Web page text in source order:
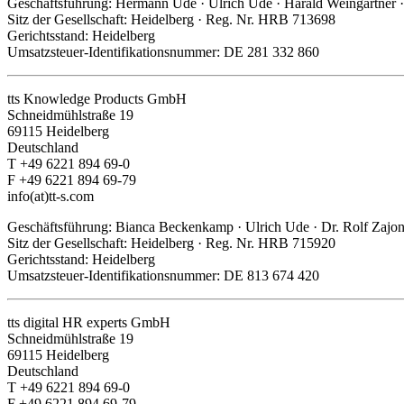
Sitz der Gesellschaft: Heidelberg · Reg. Nr. HRB 713698
Gerichtsstand: Heidelberg
Umsatzsteuer-Identifikationsnummer: DE 281 332 860
tts Knowledge Products GmbH
Schneidmühlstraße 19
69115 Heidelberg
Deutschland
T +49 6221 894 69-0
F +49 6221 894 69-79
info(at)tt-s.com
Geschäftsführung: Bianca Beckenkamp · Ulrich Ude · Dr. Rolf
Sitz der Gesellschaft: Heidelberg · Reg. Nr. HRB 715920
Gerichtsstand: Heidelberg
Umsatzsteuer-Identifikationsnummer: DE 813 674 420
tts digital HR experts GmbH
Schneidmühlstraße 19
69115 Heidelberg
Deutschland
T +49 6221 894 69-0